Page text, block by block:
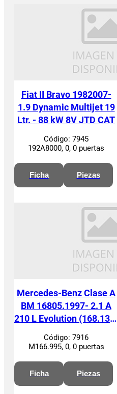
Fiat II Bravo 1982007-
1.9 Dynamic Multijet 19
Ltr. - 88 kW 8V JTD CAT
Código: 7945
192A8000, 0, 0 puertas
Ficha Piezas
Mercedes-Benz Clase A
BM 16805.1997- 2.1 A
210 L Evolution (168.135)
Código: 7916
M166.995, 0, 0 puertas
Ficha Piezas